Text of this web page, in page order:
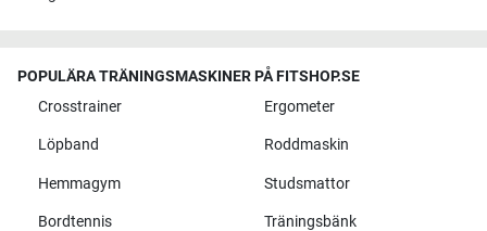
POPULÄRA TRÄNINGSMASKINER PÅ FITSHOP.SE
Crosstrainer
Ergometer
Löpband Roddmaskin
Hemmagym Studsmattor
Bordtennis Träningsbänk